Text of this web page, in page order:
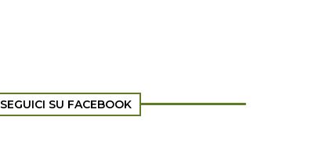
SEGUICI SU FACEBOOK